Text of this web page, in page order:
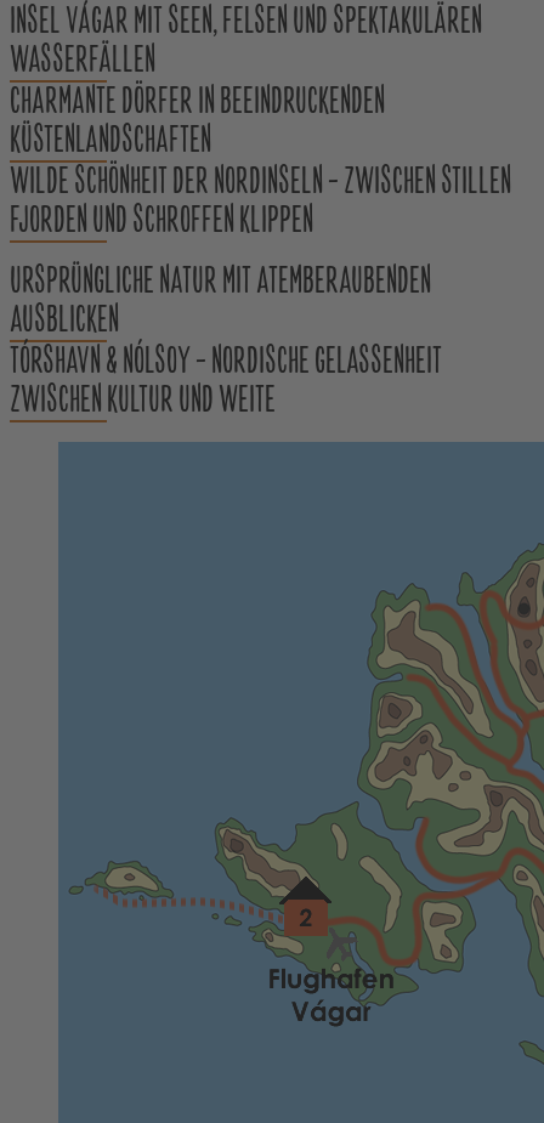
INSEL VÁGAR MIT SEEN, FELSEN UND SPEKTAKULÄREN
WASSERFÄLLEN
CHARMANTE DÖRFER IN BEEINDRUCKENDEN
KÜSTENLANDSCHAFTEN
WILDE SCHÖNHEIT DER NORDINSELN – ZWISCHEN STILLEN
FJORDEN UND SCHROFFEN KLIPPEN
URSPRÜNGLICHE NATUR MIT ATEMBERAUBENDEN
AUSBLICKEN
TÓRSHAVN & NÓLSOY – NORDISCHE GELASSENHEIT
ZWISCHEN KULTUR UND WEITE